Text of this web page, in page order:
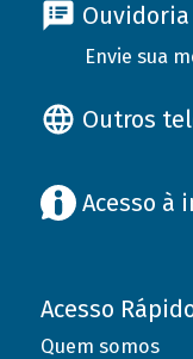
Ouvidoria
Envie sua
Outros
Acesso à
Acesso
Quem somos